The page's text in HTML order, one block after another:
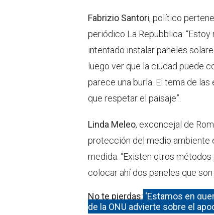
Fabrizio Santori, político
periódico La Repubblica:
intentado instalar paneles
luego ver que la ciudad puede
parece una burla. El tema de
que respetar el paisaje”.
Linda Meleo, exconcejal de
protección del medio ambiente
medida. “Existen otros
colocar ahí dos paneles que
No te pierdas: ‘Estamos en
de la ONU advierte sobre el